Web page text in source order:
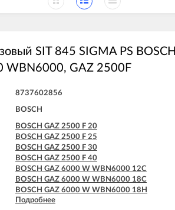
SIT 845 SIGMA PS BOSCH
WBN6000, GAZ 2500F
8737602856
BOSCH
BOSCH GAZ 2500 F 20
BOSCH GAZ 2500 F 25
BOSCH GAZ 2500 F 30
BOSCH GAZ 2500 F 40
BOSCH GAZ 6000 W WBN6000 12C
BOSCH GAZ 6000 W WBN6000 18C
BOSCH GAZ 6000 W WBN6000 18H
BOSCH GAZ 6000 W WBN6000 24C
Подробнее